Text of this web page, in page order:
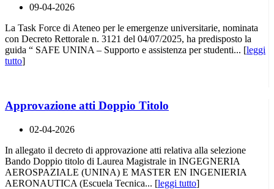
09-04-2026
La Task Force di Ateneo per le emergenze universitarie, nominata
con Decreto Rettorale n. 3121 del 04/07/2025, ha predisposto la
guida “ SAFE UNINA – Supporto e assistenza per studenti... [leggi
tutto]
Approvazione atti Doppio Titolo
02-04-2026
In allegato il decreto di approvazione atti relativa alla selezione
Bando Doppio titolo di Laurea Magistrale in INGEGNERIA
AEROSPAZIALE (UNINA) E MASTER EN INGENIERIA
AERONAUTICA (Escuela Tecnica... [leggi tutto]